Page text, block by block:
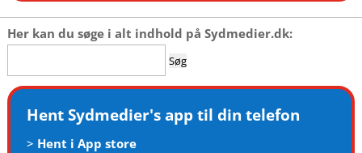
Her kan du søge i alt indhold på Sydmedier.dk:
efter:
Hent Sydmedier's app til din telefon
> Hent i App store